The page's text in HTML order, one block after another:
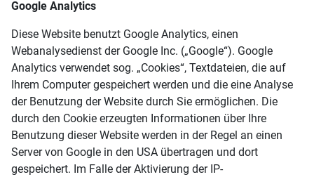
Google Analytics
Diese Website benutzt Google Analytics, einen
Webanalysedienst der Google Inc. („Google“). Google
Analytics verwendet sog. „Cookies“, Textdateien, die auf
Ihrem Computer gespeichert werden und die eine Analyse
der Benutzung der Website durch Sie ermöglichen. Die
durch den Cookie erzeugten Informationen über Ihre
Benutzung dieser Website werden in der Regel an einen
Server von Google in den USA übertragen und dort
gespeichert. Im Falle der Aktivierung der IP-